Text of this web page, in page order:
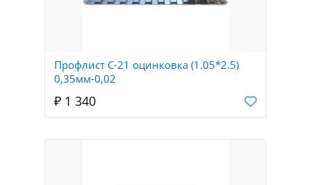
Профлист С-21 оцинковка (1.05*2.5)
0,35мм-0,02
₽ 1 340